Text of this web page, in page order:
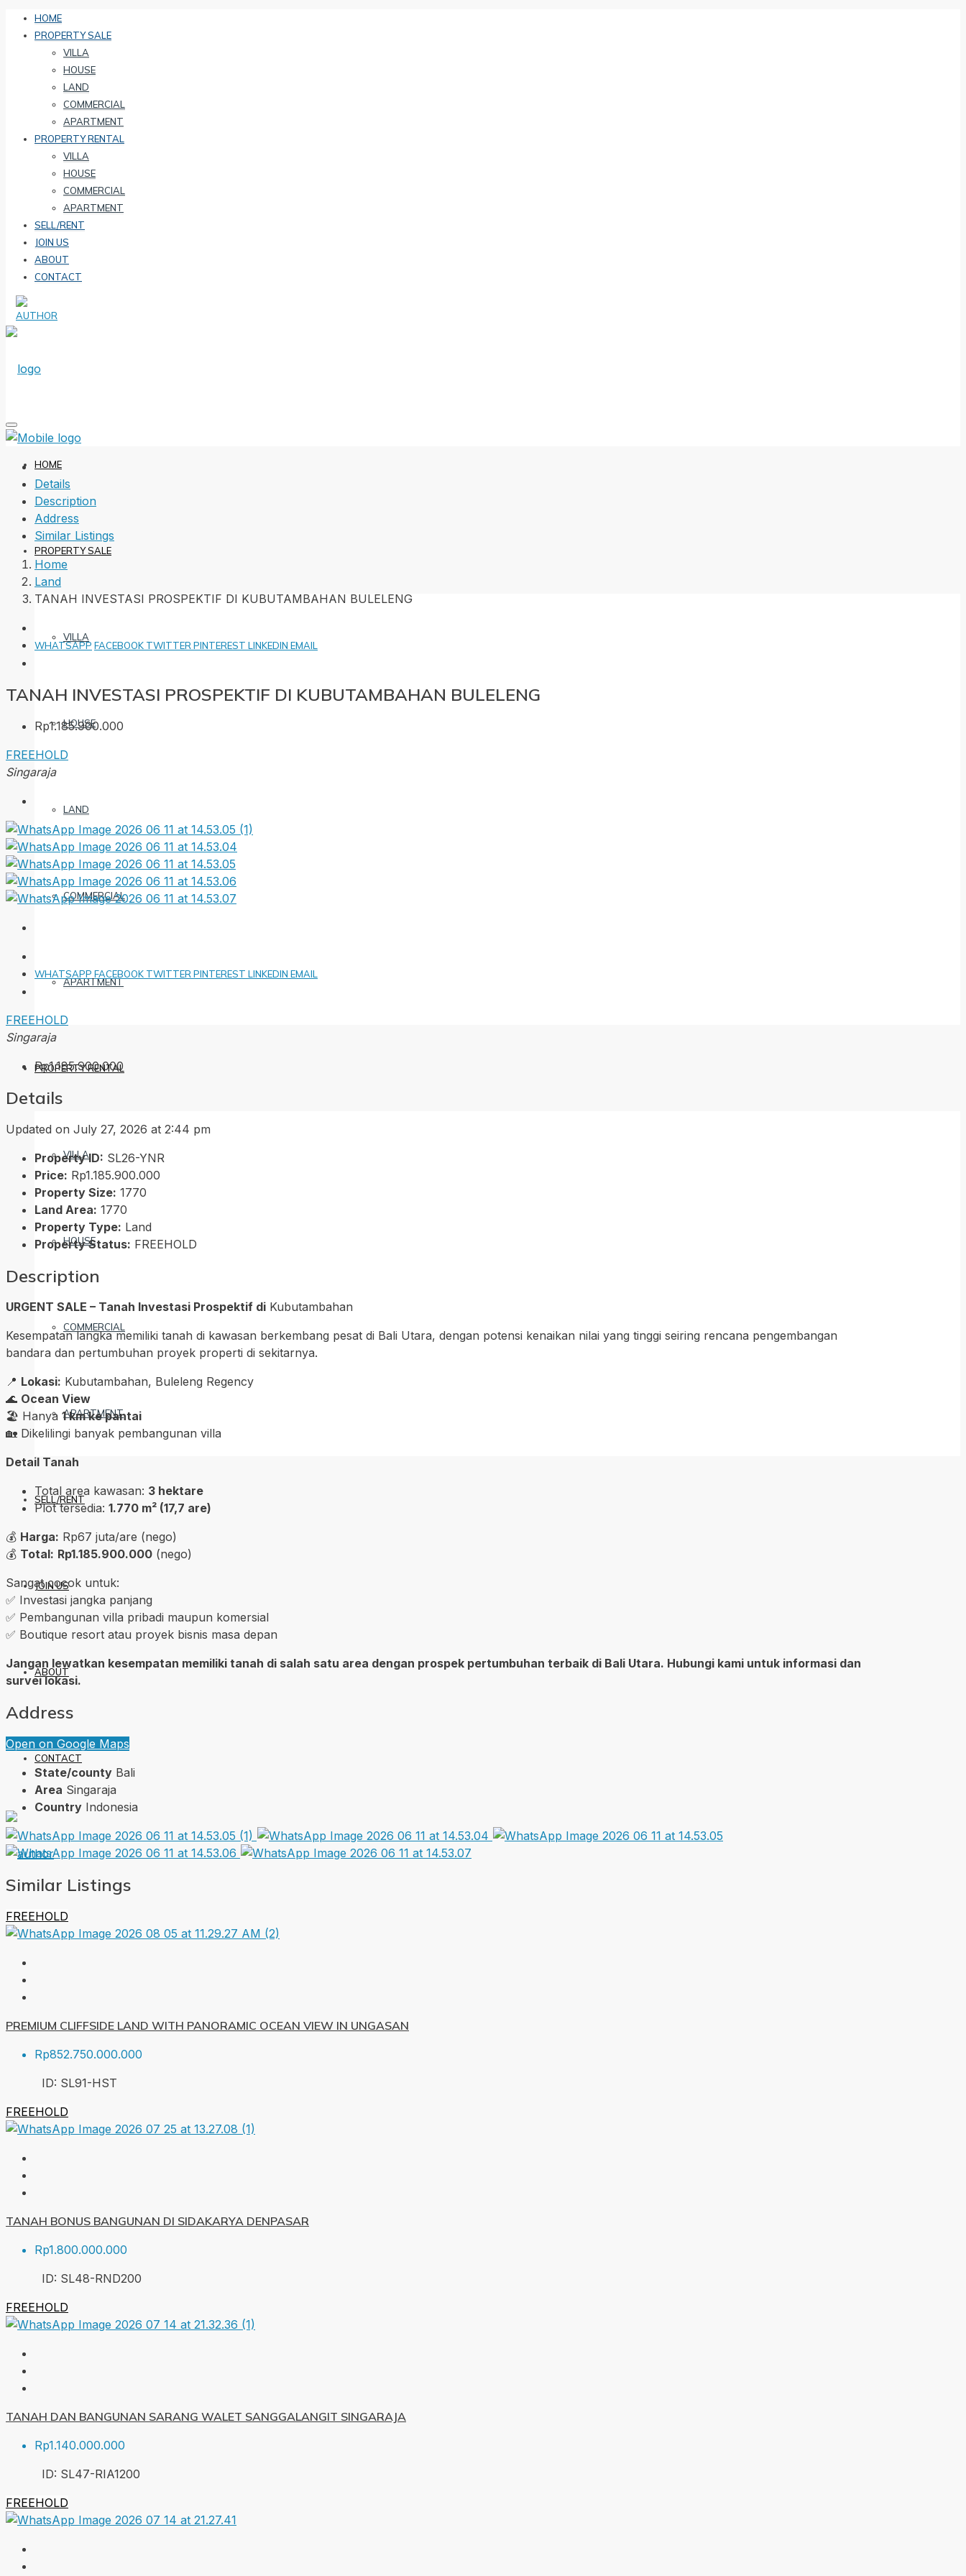
HOME
PROPERTY SALE
VILLA
HOUSE
LAND
COMMERCIAL
APARTMENT
PROPERTY RENTAL
VILLA
HOUSE
COMMERCIAL
APARTMENT
SELL/RENT
JOIN US
ABOUT
CONTACT
HOME
PROPERTY SALE
VILLA
HOUSE
LAND
COMMERCIAL
APARTMENT
PROPERTY RENTAL
VILLA
HOUSE
COMMERCIAL
APARTMENT
SELL/RENT
JOIN US
ABOUT
CONTACT
Details
Description
Address
Similar Listings
Home
Land
TANAH INVESTASI PROSPEKTIF DI KUBUTAMBAHAN BULELENG
WHATSAPP FACEBOOK TWITTER PINTEREST LINKEDIN EMAIL
TANAH INVESTASI PROSPEKTIF DI KUBUTAMBAHAN BULELENG
Rp1.185.900.000
FREEHOLD
Singaraja
WHATSAPP FACEBOOK TWITTER PINTEREST LINKEDIN EMAIL
FREEHOLD
Singaraja
Rp1.185.900.000
Details
Updated on July 27, 2026 at 2:44 pm
Property ID: SL26-YNR
Price: Rp1.185.900.000
Property Size: 1770
Land Area: 1770
Property Type: Land
Property Status: FREEHOLD
Description
URGENT SALE – Tanah Investasi Prospektif di Kubutambahan
Kesempatan langka memiliki tanah di kawasan berkembang pesat di Bali Utara, dengan potensi kenaikan nilai yang tinggi seiring rencana pengembangan
bandara dan pertumbuhan proyek properti di sekitarnya.
📍 Lokasi: Kubutambahan, Buleleng Regency
🌊 Ocean View
🏖️ Hanya 1 km ke pantai
🏡 Dikelilingi banyak pembangunan villa
Detail Tanah
Total area kawasan: 3 hektare
Plot tersedia: 1.770 m² (17,7 are)
💰 Harga: Rp67 juta/are (nego)
💰 Total: Rp1.185.900.000 (nego)
Sangat cocok untuk:
✅ Investasi jangka panjang
✅ Pembangunan villa pribadi maupun komersial
✅ Boutique resort atau proyek bisnis masa depan
Jangan lewatkan kesempatan memiliki tanah di salah satu area dengan prospek pertumbuhan terbaik di Bali Utara. Hubungi kami untuk informasi dan
survei lokasi.
Address
Open on Google Maps
State/county Bali
Area Singaraja
Country Indonesia
Similar Listings
FREEHOLD
PREMIUM CLIFFSIDE LAND WITH PANORAMIC OCEAN VIEW IN UNGASAN
Rp852.750.000.000
ID: SL91-HST
FREEHOLD
TANAH BONUS BANGUNAN DI SIDAKARYA DENPASAR
Rp1.800.000.000
ID: SL48-RND200
FREEHOLD
TANAH DAN BANGUNAN SARANG WALET SANGGALANGIT SINGARAJA
Rp1.140.000.000
ID: SL47-RIA1200
FREEHOLD